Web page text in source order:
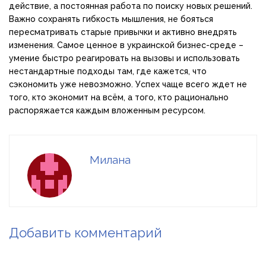
действие, а постоянная работа по поиску новых решений.
Важно сохранять гибкость мышления, не бояться
пересматривать старые привычки и активно внедрять
изменения. Самое ценное в украинской бизнес-среде –
умение быстро реагировать на вызовы и использовать
нестандартные подходы там, где кажется, что
сэкономить уже невозможно. Успех чаще всего ждет не
того, кто экономит на всём, а того, кто рационально
распоряжается каждым вложенным ресурсом.
Милана
Добавить комментарий